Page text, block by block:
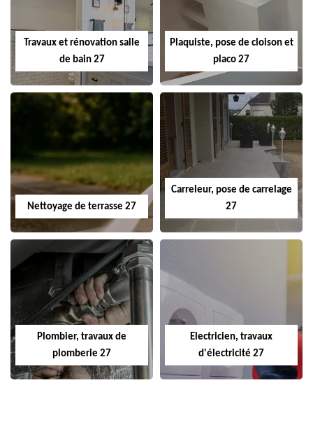
Travaux et rénovation salle
de bain 27
Plaquiste, pose de cloison et
placo 27
Nettoyage de terrasse 27
Carreleur, pose de carrelage
27
Plombier, travaux de
plomberie 27
Electricien, travaux
d'électricité 27